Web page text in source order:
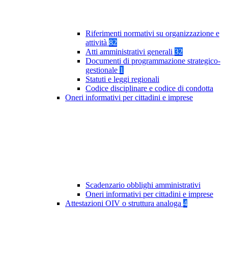
Riferimenti normativi su organizzazione e
attività 82
Atti amministrativi generali 32
Documenti di programmazione strategico-
gestionale 1
Statuti e leggi regionali
Codice disciplinare e codice di condotta
Oneri informativi per cittadini e imprese
Scadenzario obblighi amministrativi
Oneri informativi per cittadini e imprese
Attestazioni OIV o struttura analoga 4